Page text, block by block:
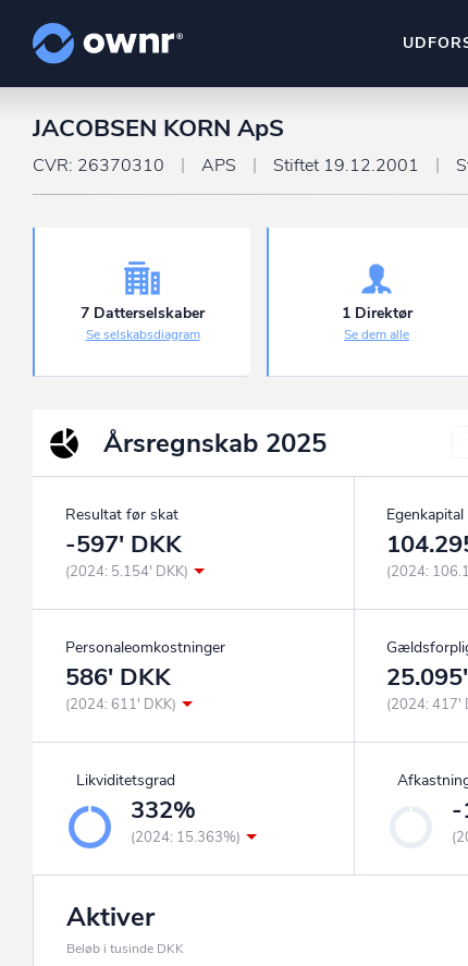
Hold dig opdateret
ownr Pipeline
Identificer salgsklare
JACOBSEN KORN ApS
CVR: 26370310 APS Stiftet 19.12.2001
7 Datterselskaber
Se selskabsdiagram
1 Direktør
Se dem alle
Årsregnskab 2025
Resultat før skat
-597' DKK
(2024: 5.154' DKK)
Egenkapital
(2024:
Personaleomkostninger
586' DKK
(2024: 611' DKK) (2024: 417'
Likviditetsgrad
332%
(2024: 15.363%)
-
Aktiver
Beløb i tusinde DKK